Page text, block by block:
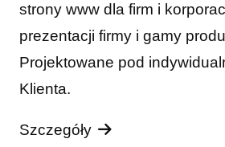
strony www dla firm i
prezentacji firmy i gamy
Projektowane pod
Klienta.
Szczegóły